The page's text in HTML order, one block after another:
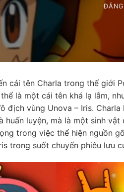
cái tên Charla trong thế giới
là một cái tên khá lạ lẫm,
địch vùng Unova – Iris.
huấn luyện, mà là một sinh
trong việc thể hiện nguồn
trong suốt chuyến phiêu lưu